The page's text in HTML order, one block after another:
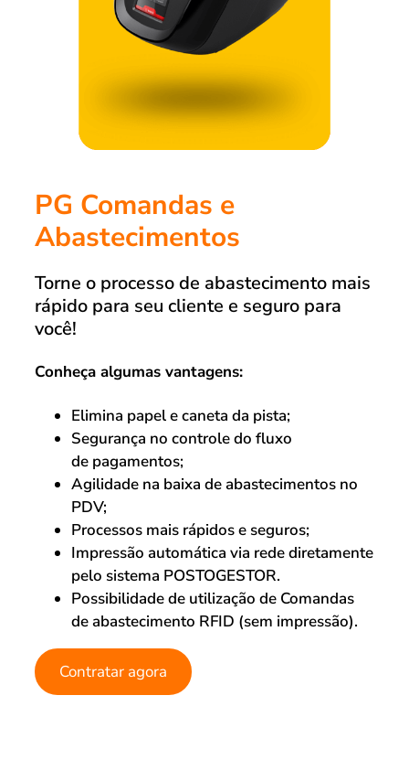
PG Comandas e
Abastecimentos
Torne o processo de abastecimento mais
rápido para seu cliente e seguro para
você!
Conheça algumas vantagens:
Elimina papel e caneta da pista;
Segurança no controle do fluxo
de pagamentos;
Agilidade na baixa de abastecimentos no
PDV;
Processos mais rápidos e seguros;
Impressão automática via rede diretamente
pelo sistema POSTOGESTOR.
Possibilidade de utilização de Comandas
de abastecimento RFID (sem impressão).
Contratar agora